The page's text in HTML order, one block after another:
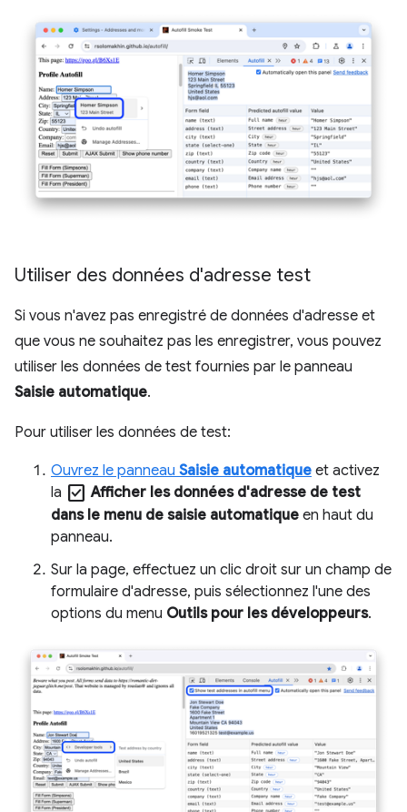
Utiliser des données d'adresse test
Si vous n'avez pas enregistré de données d'adresse et
que vous ne souhaitez pas les enregistrer, vous pouvez
utiliser les données de test fournies par le panneau
Saisie automatique.
Pour utiliser les données de test:
Ouvrez le panneau Saisie automatique et activez
la check_box Afficher les données d'adresse de test
dans le menu de saisie automatique en haut du
panneau.
Sur la page, effectuez un clic droit sur un champ de
formulaire d'adresse, puis sélectionnez l'une des
options du menu Outils pour les développeurs.